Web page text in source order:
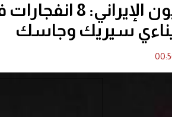
التلفزيون
سيريك وجاسك